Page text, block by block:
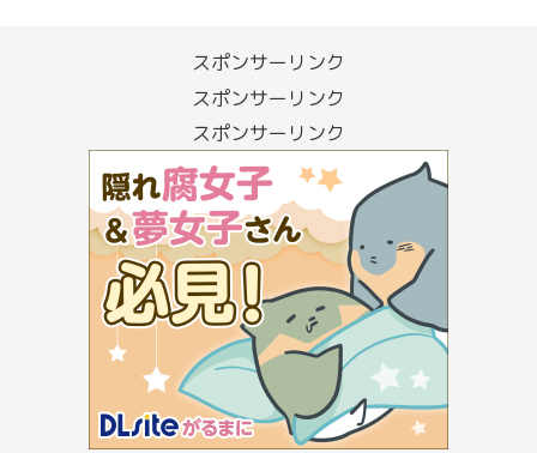
スポンサーリンク
スポンサーリンク
スポンサーリンク